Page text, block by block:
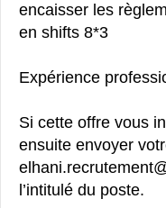
encaisser les
en shifts 8*3
Expérience
Si cette offre vous
ensuite envoyer
l’intitulé du poste.